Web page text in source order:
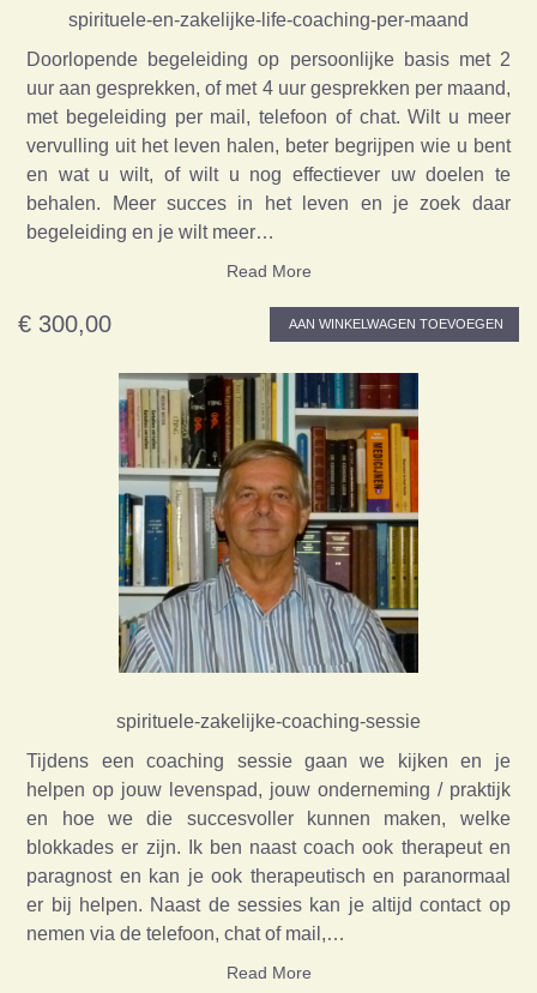
spirituele-en-zakelijke-life-coaching-per-maand
Doorlopende begeleiding op persoonlijke basis met 2
uur aan gesprekken, of met 4 uur gesprekken per maand,
met begeleiding per mail, telefoon of chat. Wilt u meer
vervulling uit het leven halen, beter begrijpen wie u bent
en wat u wilt, of wilt u nog effectiever uw doelen te
behalen. Meer succes in het leven en je zoek daar
begeleiding en je wilt meer…
Read More
€ 300,00 AAN WINKELWAGEN TOEVOEGEN
spirituele-zakelijke-coaching-sessie
Tijdens een coaching sessie gaan we kijken en je
helpen op jouw levenspad, jouw onderneming / praktijk
en hoe we die succesvoller kunnen maken, welke
blokkades er zijn. Ik ben naast coach ook therapeut en
paragnost en kan je ook therapeutisch en paranormaal
er bij helpen. Naast de sessies kan je altijd contact op
nemen via de telefoon, chat of mail,…
Read More